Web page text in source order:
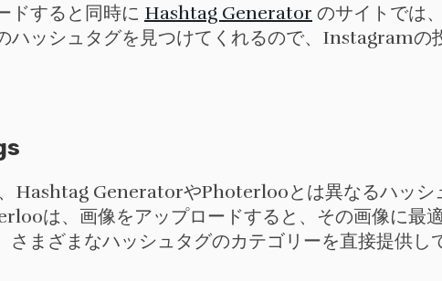
ドすると同時に Hashtag Generator のサイトでは
ハッシュタグを見つけてくれるので、Instagram
Hashtag GeneratorやPhoterlooとは異なるハッシ
は、画像をアップロードすると、その画像に最
まざまなハッシュタグのカテゴリーを直接提供し